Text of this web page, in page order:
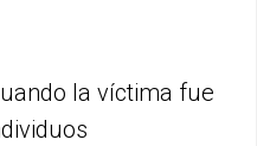
la víctima fue